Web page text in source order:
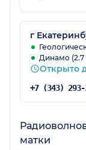
сервиса
г
Динамо (2.7
Открыто
матки